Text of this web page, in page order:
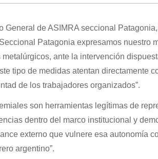
General de ASIMRA seccional
Patagonia expresamos nuestro
ante la intervención
tipo de medidas atentan directamente
de los trabajadores organizados”.
son herramientas legítimas de
dentro del marco institucional y
externo que vulnere esa autonomía
argentino”.